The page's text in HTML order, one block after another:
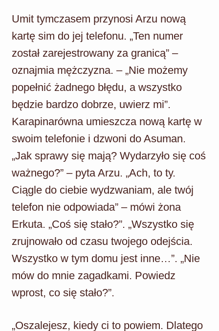
Umit tymczasem przynosi Arzu nową
kartę sim do jej telefonu. „Ten numer
został zarejestrowany za granicą” –
oznajmia mężczyzna. – „Nie możemy
popełnić żadnego błędu, a wszystko
będzie bardzo dobrze, uwierz mi”.
Karapinarówna umieszcza nową kartę w
swoim telefonie i dzwoni do Asuman.
„Jak sprawy się mają? Wydarzyło się coś
ważnego?” – pyta Arzu. „Ach, to ty.
Ciągle do ciebie wydzwaniam, ale twój
telefon nie odpowiada” – mówi żona
Erkuta. „Coś się stało?”. „Wszystko się
zrujnowało od czasu twojego odejścia.
Wszystko w tym domu jest inne…”. „Nie
mów do mnie zagadkami. Powiedz
wprost, co się stało?”.
„Oszalejesz, kiedy ci to powiem. Dlatego